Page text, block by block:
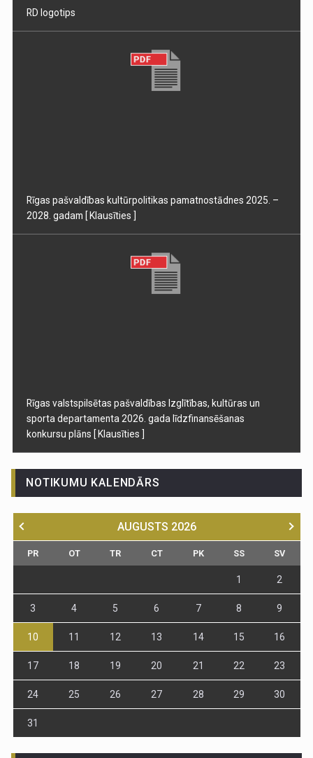
RD logotips
Rīgas pašvaldības kultūrpolitikas pamatnostādnes 2025. –
2028. gadam [ Klausīties ]
Rīgas valstspilsētas pašvaldības Izglītības, kultūras un
sporta departamenta 2026. gada līdzfinansēšanas
konkursu plāns [ Klausīties ]
NOTIKUMU KALENDĀRS
AUGUSTS 2026
PR OT TR CT PK SS SV
1 2
3 4 5 6 7 8 9
10 11 12 13 14 15 16
17 18 19 20 21 22 23
24 25 26 27 28 29 30
31